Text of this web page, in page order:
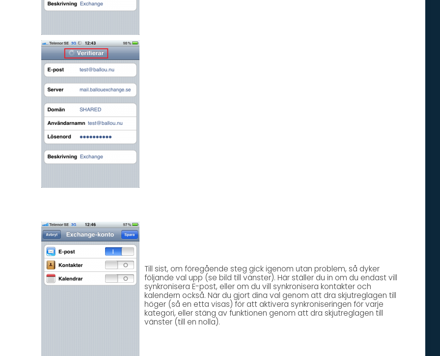
Till sist, om föregående steg gick igenom utan problem, så dyker
följande val upp (se bild till vänster). Här ställer du in om du endast vill
synkronisera E-post, eller om du vill synkronisera kontakter och
kalendern också. När du gjort dina val genom att dra skjutreglagen till
höger (så en etta visas) för att aktivera synkroniseringen för varje
kategori, eller stäng av funktionen genom att dra skjutreglagen till
vänster (till en nolla).